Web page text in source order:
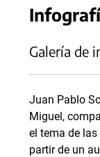
Galería de
Juan Pablo
Miguel,
el tema de
partir de un